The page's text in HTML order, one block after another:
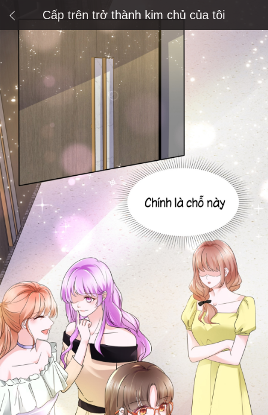
Cấp trên trở thành kim chủ của tôi